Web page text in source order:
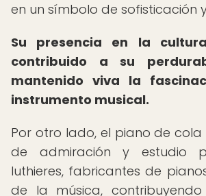
en un símbolo de sofisticación
Su presencia en la
contribuido a su
mantenido viva la
instrumento musical.
Por otro lado, el piano de
de admiración y estudio
luthieres, fabricantes de
de la música,